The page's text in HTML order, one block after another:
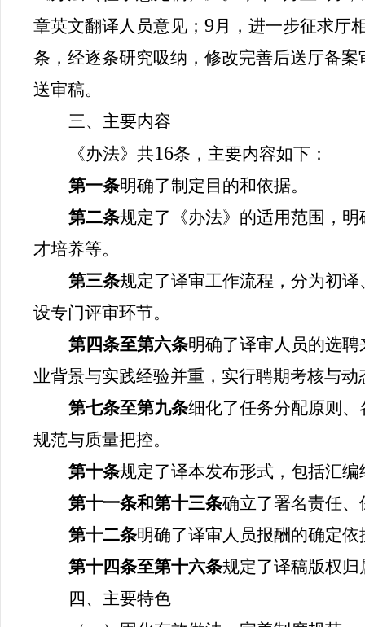
章英文翻译人员意见； 9月，进一步征求厅
条，经逐条研究吸纳，修改完善后送厅备
送审稿。
三、主要内容
《办法》共16条，主要内容如下：
第一条明确了制定目的和依据。
第二条规定了《办法》的适用范围，
才培养等。
第三条规定了译审工作流程，分为初
设专门评审环节。
第四条至第六条明确了译审人员的选
业背景与实践经验并重，实行聘期考核与动
第七条至第九条细化了任务分配原则
规范与质量把控。
第十条规定了译本发布形式，包括汇
第十一条和第十三条确立了署名责任
第十二条明确了译审人员报酬的确定
第十四条至第十六条规定了译稿版权
四、主要特色